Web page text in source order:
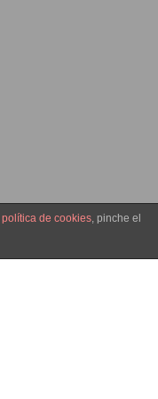
política de cookies, pinche el